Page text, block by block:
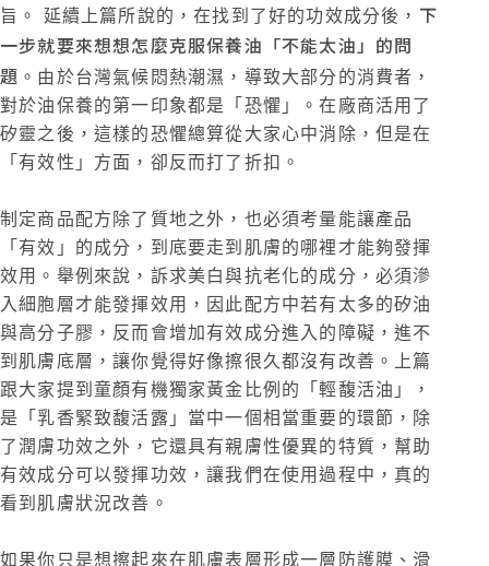
旨。 延續上篇所說的，在找到了好的功效成分後， 下
一步就要來想想怎麼克服保養油「不能太油」的問
題 。由於台灣氣候悶熱潮濕，導致大部分的消費者，
對於油保養的第一印象都是「恐懼」。在廠商活用了
矽靈之後，這樣的恐懼總算從大家心中消除，但是在
「有效性」方面，卻反而打了折扣。
制定商品配方除了質地之外，也必須考量能讓產品
「有效」的成分，到底要走到肌膚的哪裡才能夠發揮
效用。舉例來說，訴求美白與抗老化的成分，必須滲
入細胞層才能發揮效用，因此配方中若有太多的矽油
與高分子膠，反而會增加有效成分進入的障礙，進不
到肌膚底層，讓你覺得好像擦很久都沒有改善。上篇
跟大家提到童顏有機獨家黃金比例的「輕馥活油」，
是「乳香緊致馥活露」當中一個相當重要的環節，除
了潤膚功效之外，它還具有親膚性優異的特質，幫助
有效成分可以發揮功效，讓我們在使用過程中，真的
看到肌膚狀況改善。
如果你只是想擦起來在肌膚表層形成一層防護膜、滑